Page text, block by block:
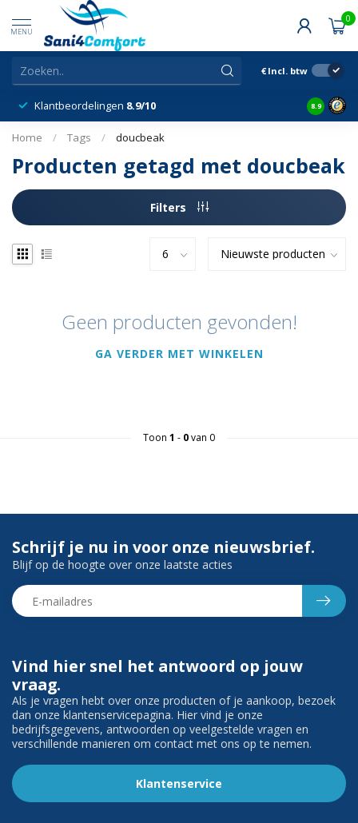
MENU
0
€ Incl. btw
Klantbeordelingen 8.9/10 8.9
Home / Tags / doucbeak
Producten getagd met doucbeak
Filters
Geen producten gevonden!
GA VERDER MET WINKELEN
Toon 1 - 0van 0
Vind hier snel het antwoord op jouw
vraag.
Als je vragen hebt over onze producten of je aankoop, bezoek
dan onze klantenservicepagina. Hier vind je onze
bedrijfsgegevens, antwoorden op veelgestelde vragen en
verschillende manieren om contact met ons op te nemen.
Klantenservice
Schrijf je nu in voor onze nieuwsbrief.
Blijf op de hoogte over onze laatste acties